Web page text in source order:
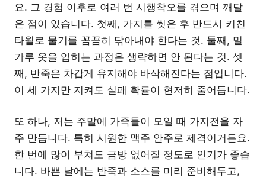
요. 그 경험 이후로 여러 번 시행착오를 겪으며 깨달
은 점이 있습니다. 첫째, 가지를 씻은 후 반드시 키친
타월로 물기를 꼼꼼히 닦아내야 한다는 것. 둘째, 밀
가루 옷을 입히는 과정은 생략하면 안 된다는 것. 셋
째, 반죽은 차갑게 유지해야 바삭해진다는 점입니다.
이 세 가지만 지켜도 실패 확률이 현저히 줄어듭니다.
또 하나, 저는 주말에 가족들이 모일 때 가지전을 자
주 만듭니다. 특히 시원한 맥주 안주로 제격이거든요.
한 번에 많이 부쳐도 금방 없어질 정도로 인기가 좋습
니다. 바쁜 날에는 반죽과 소스를 미리 준비해두고,